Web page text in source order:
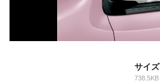
サイズ
738.5KB